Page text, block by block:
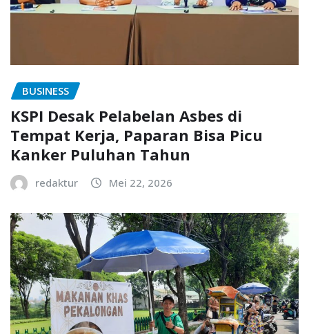
BUSINESS
KSPI Desak Pelabelan Asbes di
Tempat Kerja, Paparan Bisa Picu
Kanker Puluhan Tahun
redaktur Mei 22, 2026